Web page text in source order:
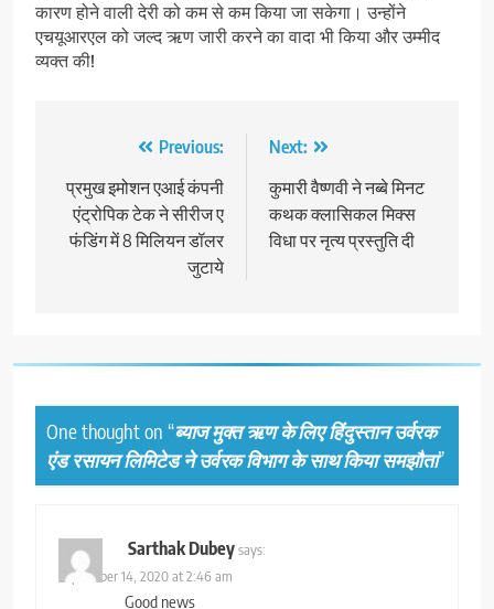
कारण होने वाली देरी को कम से कम किया जा सकेगा। उन्होंने
एचयूआरएल को जल्द ऋण जारी करने का वादा भी किया और उम्मीद
व्यक्त की!
navigation
Previous:
प्रमुख इमोशन एआई कंपनी
एंट्रोपिक टेक ने सीरीज ए
फंडिंग में 8 मिलियन डॉलर
जुटाये
Next:
कुमारी वैष्णवी ने नब्बे मिनट
कथक क्लासिकल मिक्स
विधा पर नृत्य प्रस्तुति दी
One thought on “ब्याज मुक्त ऋण के लिए हिंदुस्तान उर्वरक
एंड रसायन लिमिटेड ने उर्वरक विभाग के साथ किया समझौता”
Sarthak Dubeysays:
September 14, 2020 at 2:46 am
Good news